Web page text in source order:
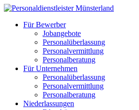
Für Bewerber
Jobangebote
Personalüberlassung
Personalvermittlung
Personalberatung
Für Unternehmen
Personalüberlassung
Personalvermittlung
Personalberatung
Niederlassungen